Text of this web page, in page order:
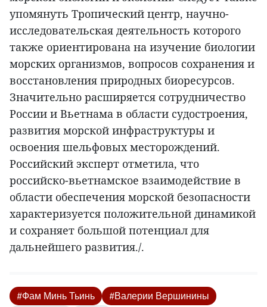
упомянуть Тропический центр, научно-
исследовательская деятельность которого
также ориентирована на изучение биологии
морских организмов, вопросов сохранения и
восстановления природных биоресурсов.
Значительно расширяется сотрудничество
России и Вьетнама в области судостроения,
развития морской инфраструктуры и
освоения шельфовых месторождений.
Российский эксперт отметила, что
российско-вьетнамское взаимодействие в
области обеспечения морской безопасности
характеризуется положительной динамикой
и сохраняет большой потенциал для
дальнейшего развития./.
#Фам Минь Тьинь
#Валерии Вершинины